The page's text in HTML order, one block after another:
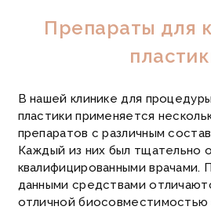
Препараты для
В нашей клинике для
пластики применяется
препаратов с различным
Каждый из них был тщательно
квалифицированными врачами.
данными средствами
отличной биосовместимостью